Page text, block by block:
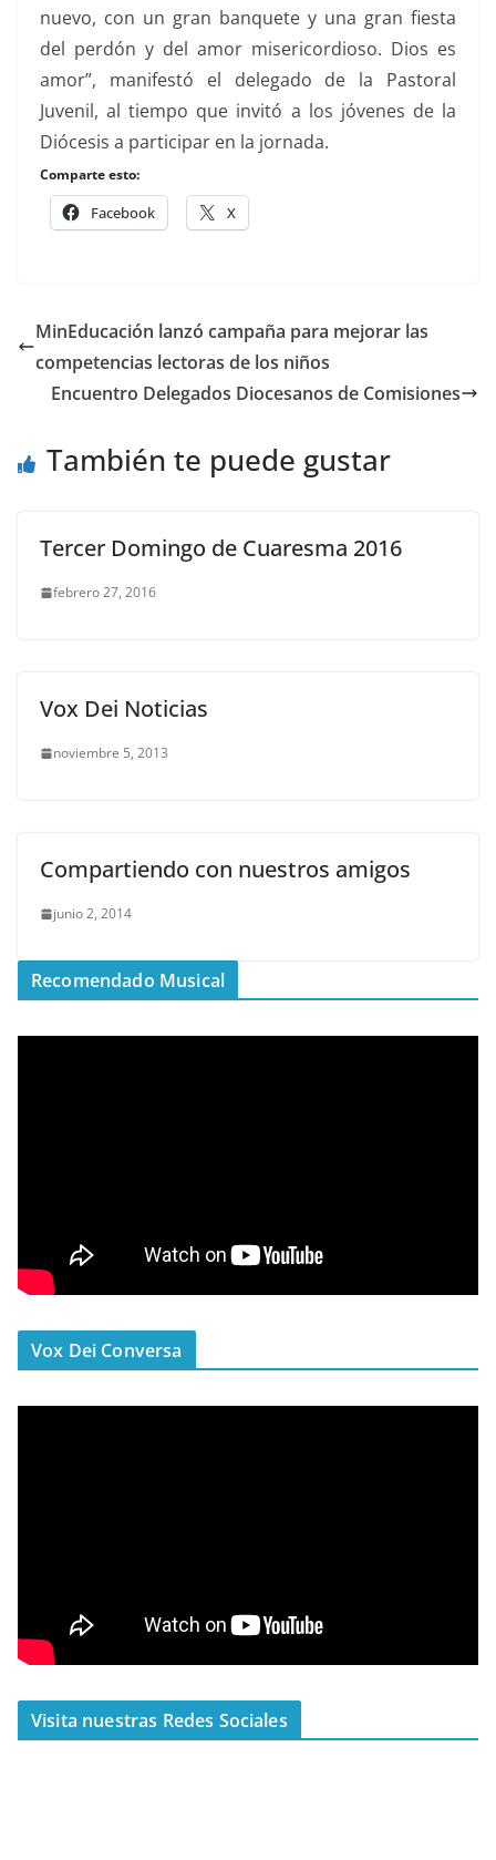
nuevo, con un gran banquete y una gran fiesta
del perdón y del amor misericordioso. Dios es
amor”, manifestó el delegado de la Pastoral
Juvenil, al tiempo que invitó a los jóvenes de la
Diócesis a participar en la jornada.
Comparte esto:
Facebook X
MinEducación lanzó campaña para mejorar las
competencias lectoras de los niños
Encuentro Delegados Diocesanos de Comisiones
También te puede gustar
Tercer Domingo de Cuaresma 2016
febrero 27, 2016
Vox Dei Noticias
noviembre 5, 2013
Compartiendo con nuestros amigos
junio 2, 2014
Recomendado Musical
Vox Dei Conversa
Visita nuestras Redes Sociales